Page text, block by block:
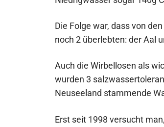
Die Folge war, dass von
noch 2 überlebten: der Aal
Auch die Wirbellosen als
wurden 3
Neuseeland stammende
Erst seit 1998 versucht